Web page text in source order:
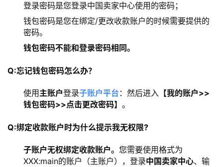
登录密码是您登录中国卖家中心使用的密码；
钱包密码是您在绑定/更改收款账户的时候需要提供的
密码。
钱包密码不能和登录密码相同。
Q:忘记钱包密码怎么办？
使用主账户登录子账户平台 ：然后进入 【我的账户>>
钱包密码>>点击更改密码】 。
Q:绑定收款账户时为什么提示我无权限?
子账户无权绑定收款账户。 您需要使用格式为
XXX:main的账户（主账户），登录中国卖家中心、输